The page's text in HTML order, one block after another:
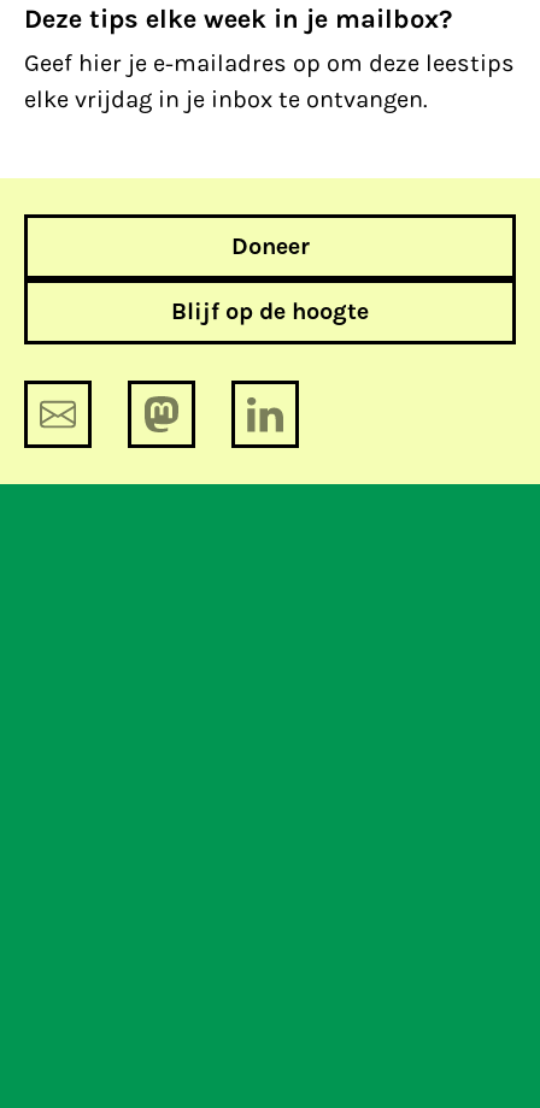
Deze tips elke week in je mailbox?
Geef hier je e-mailadres op om deze leestips
elke vrijdag in je inbox te ontvangen.
Doneer
Blijf op de hoogte